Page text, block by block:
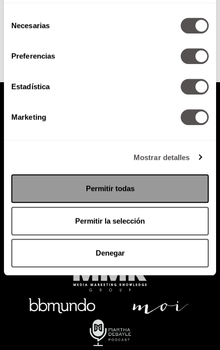
Necesarias
Preferencias
Estadística
Marketing
Mostrar detalles
Permitir todas
Permitir la selección
Denegar
Política de Privacidad
PODCAST RADIO MARTHA EVENTOS
SACA TU ID